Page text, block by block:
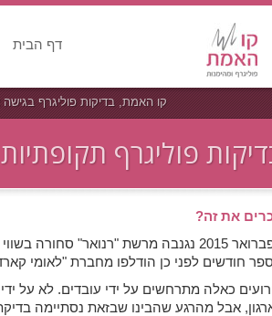
דף הבית
קו האמת, בדיקות פוליגרף
פוליגרף
את זה?
מרשת "רנואר" סחורה בשווי מיליוני שקלים.
חודשים לפני כן הודלפו מחברת "לאומי
כאלה מתרחשים על ידי עובדים. לא על
אבל מהרגע שהבינו שבזאת נסתיימה